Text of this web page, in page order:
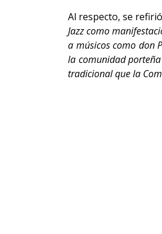
Al respecto, se refirió
Jazz como
a músicos como don
la comunidad
tradicional que la